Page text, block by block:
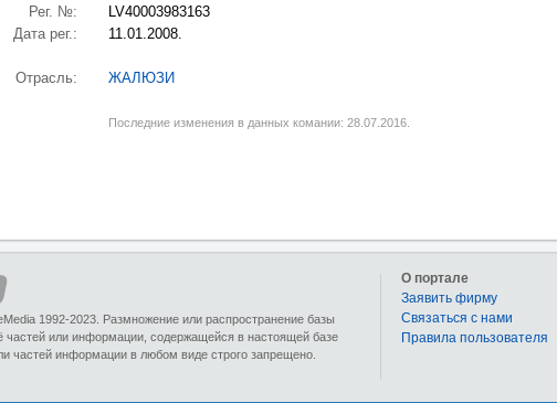
Рег. №:
LV40003983163
Дата рег.:
11.01.2008.
Отрасль: ЖАЛЮЗИ
Последние изменения в данных комании: 28.07.2016.
1992-2023. Размножение или распространение базы
частей или информации, содержащейся в настоящей базе
частей информации в любом виде строго запрещено.
О портале
Заявить фирму
Связаться с нами
Правила пользователя